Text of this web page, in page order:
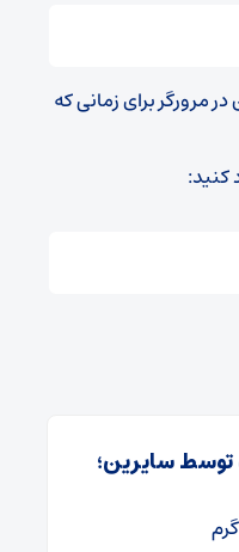
مرورگر برای زمانی که
کنید:
سایرین؛